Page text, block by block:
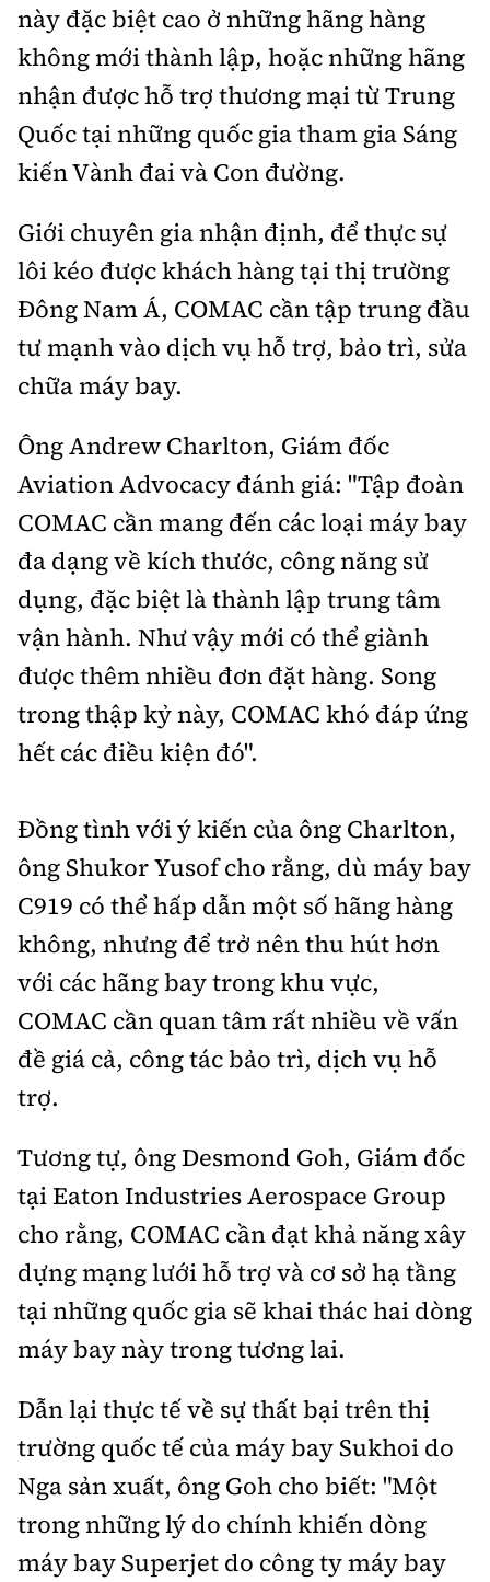
này đặc biệt cao ở những hãng hàng
không mới thành lập, hoặc những hãng
nhận được hỗ trợ thương mại từ Trung
Quốc tại những quốc gia tham gia Sáng
kiến Vành đai và Con đường.
Giới chuyên gia nhận định, để thực sự
lôi kéo được khách hàng tại thị trường
Đông Nam Á, COMAC cần tập trung đầu
tư mạnh vào dịch vụ hỗ trợ, bảo trì, sửa
chữa máy bay.
Ông Andrew Charlton, Giám đốc
Aviation Advocacy đánh giá: "Tập đoàn
COMAC cần mang đến các loại máy bay
đa dạng về kích thước, công năng sử
dụng, đặc biệt là thành lập trung tâm
vận hành. Như vậy mới có thể giành
được thêm nhiều đơn đặt hàng. Song
trong thập kỷ này, COMAC khó đáp ứng
hết các điều kiện đó".
Đồng tình với ý kiến của ông Charlton,
ông Shukor Yusof cho rằng, dù máy bay
C919 có thể hấp dẫn một số hãng hàng
không, nhưng để trở nên thu hút hơn
với các hãng bay trong khu vực,
COMAC cần quan tâm rất nhiều về vấn
đề giá cả, công tác bảo trì, dịch vụ hỗ
trợ.
Tương tự, ông Desmond Goh, Giám đốc
tại Eaton Industries Aerospace Group
cho rằng, COMAC cần đạt khả năng xây
dựng mạng lưới hỗ trợ và cơ sở hạ tầng
tại những quốc gia sẽ khai thác hai dòng
máy bay này trong tương lai.
Dẫn lại thực tế về sự thất bại trên thị
trường quốc tế của máy bay Sukhoi do
Nga sản xuất, ông Goh cho biết: "Một
trong những lý do chính khiến dòng
máy bay Superjet do công ty máy bay